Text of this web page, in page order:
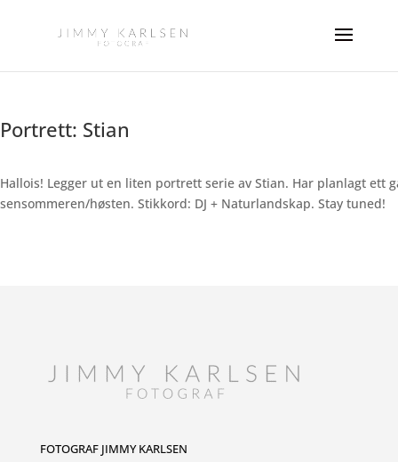
Portrett: Stian
Hallois! Legger ut en liten portrett serie av Stian. Har planlagt ett
sensommeren/høsten. Stikkord: DJ + Naturlandskap. Stay tuned!
FOTOGRAF JIMMY KARLSEN